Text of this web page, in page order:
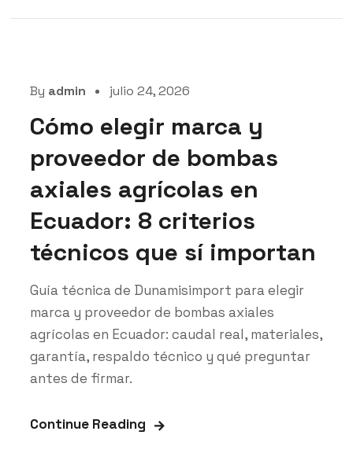
By admin julio 24, 2026
Cómo elegir marca y
proveedor de bombas
axiales agrícolas en
Ecuador: 8 criterios
técnicos que sí importan
Guía técnica de Dunamisimport para elegir
marca y proveedor de bombas axiales
agrícolas en Ecuador: caudal real, materiales,
garantía, respaldo técnico y qué preguntar
antes de firmar.
Continue Reading